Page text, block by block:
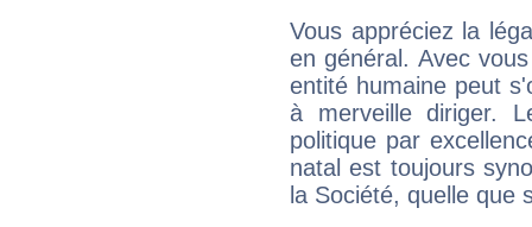
Vous appréciez la
en général. Avec
entité humaine peut
à merveille diriger.
politique par
natal est toujours
la Société, quelle que